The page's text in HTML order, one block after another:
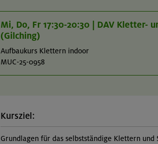
Mi, Do, Fr 17:30-20:30 | DAV Kletter-
(Gilching)
Aufbaukurs Klettern indoor
MUC-25-0958
Kursziel:
Grundlagen für das selbstständige Klettern